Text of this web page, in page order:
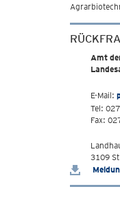
Amt
E-Mail:
Tel:
Fax:
3109